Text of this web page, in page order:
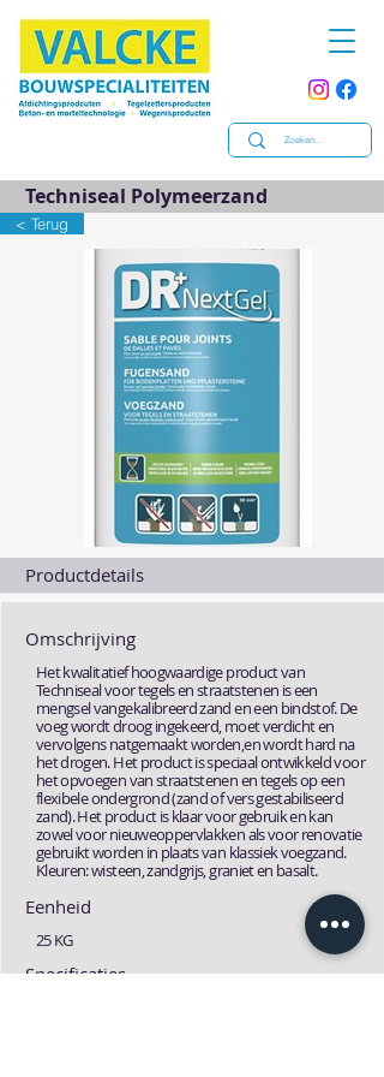
Techniseal Polymeerzand
< Terug
Productdetails
Omschrijving
Het kwalitatief hoogwaardige product van
Techniseal voor tegels en straatstenen is een
mengsel vangekalibreerd zand en een bindstof. De
voeg wordt droog ingekeerd, moet verdicht en
vervolgens natgemaakt worden,en wordt hard na
het drogen. Het product is speciaal ontwikkeld voor
het opvoegen van straatstenen en tegels op een
flexibele ondergrond (zand of vers gestabiliseerd
zand). Het product is klaar voor gebruik en kan
zowel voor nieuweoppervlakken als voor renovatie
gebruikt worden in plaats van klassiek voegzand.
Kleuren: wisteen, zandgrijs, graniet en basalt.
Eenheid
25 KG
Specificaties